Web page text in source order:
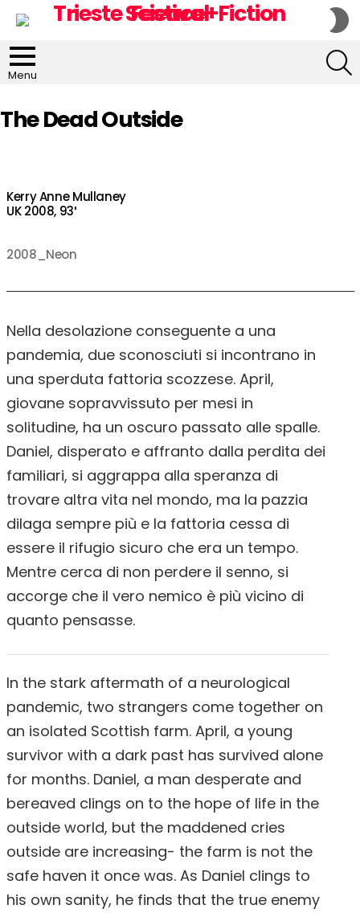
Menu
The Dead Outside
Kerry Anne Mullaney
UK 2008, 93′
2008_Neon
Nella desolazione conseguente a una
pandemia, due sconosciuti si incontrano in
una sperduta fattoria scozzese. April,
giovane sopravvissuto per mesi in
solitudine, ha un oscuro passato alle spalle.
Daniel, disperato e affranto dalla perdita dei
familiari, si aggrappa alla speranza di
trovare altra vita nel mondo, ma la pazzia
dilaga sempre più e la fattoria cessa di
essere il rifugio sicuro che era un tempo.
Mentre cerca di non perdere il senno, si
accorge che il vero nemico è più vicino di
quanto pensasse.
In the stark aftermath of a neurological
pandemic, two strangers come together on
an isolated Scottish farm. April, a young
survivor with a dark past has survived alone
for months. Daniel, a man desperate and
bereaved clings on to the hope of life in the
outside world, but the maddened cries
outside are increasing- the farm is not the
safe haven it once was. As Daniel clings to
his own sanity, he finds that the true enemy